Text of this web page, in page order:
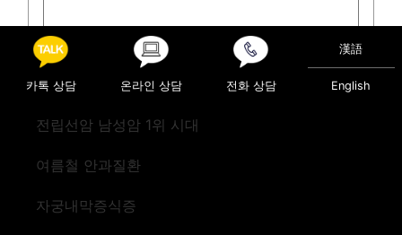
0 of 500 max characters
카톡 상담 온라인 상담 전화 상담
漢語
English
전립선암 남성암 1위 시대
여름철 안과질환
자궁내막증식증